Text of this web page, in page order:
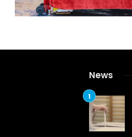
News